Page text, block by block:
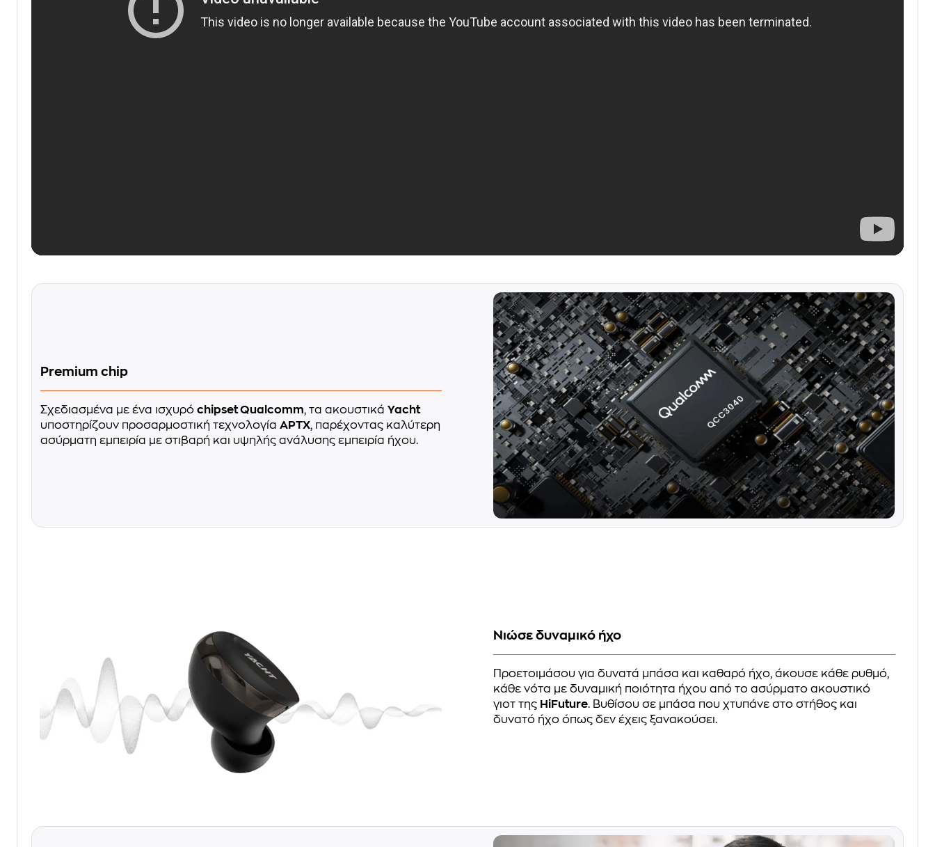
Premium chip
Σχεδιασμένα με ένα ισχυρό chipset Qualcomm, τα ακουστικά Yacht
υποστηρίζουν προσαρμοστική τεχνολογία APTX, παρέχοντας καλύτερη
ασύρματη εμπειρία με στιβαρή και υψηλής ανάλυσης εμπειρία ήχου.
Νιώσε δυναμικό ήχο
Προετοιμάσου για δυνατά μπάσα και καθαρό ήχο, άκουσε κάθε ρυθμό,
κάθε νότα με δυναμική ποιότητα ήχου από το ασύρματο ακουστικό
γιοτ της HiFuture. Βυθίσου σε μπάσα που χτυπάνε στο στήθος και
δυνατό ήχο όπως δεν έχεις ξανακούσει.